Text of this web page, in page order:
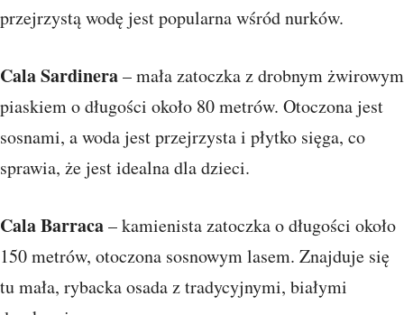
przejrzystą wodę jest popularna wśród nurków.
Cala Sardinera– mała zatoczka z drobnym żwirowym
piaskiem o długości około 80 metrów. Otoczona jest
sosnami, a woda jest przejrzysta i płytko sięga, co
sprawia, że jest idealna dla dzieci.
Cala Barraca– kamienista zatoczka o długości około
150 metrów, otoczona sosnowym lasem. Znajduje się
tu mała, rybacka osada z tradycyjnymi, białymi